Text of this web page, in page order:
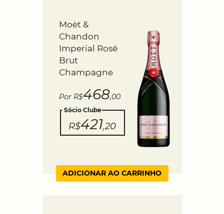
Moët &
Chandon
Imperial Rosé
Brut
Champagne
Por R$468,00
Sócio Clube
R$421,20
ADICIONAR AO CARRINHO